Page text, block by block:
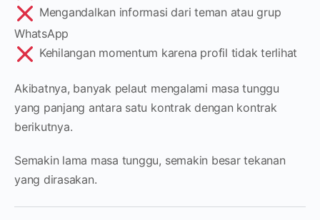
Mengandalkan informasi dari teman atau grup
WhatsApp
Kehilangan momentum karena profil tidak terlihat
Akibatnya, banyak pelaut mengalami masa tunggu
yang panjang antara satu kontrak dengan kontrak
berikutnya.
Semakin lama masa tunggu, semakin besar tekanan
yang dirasakan.